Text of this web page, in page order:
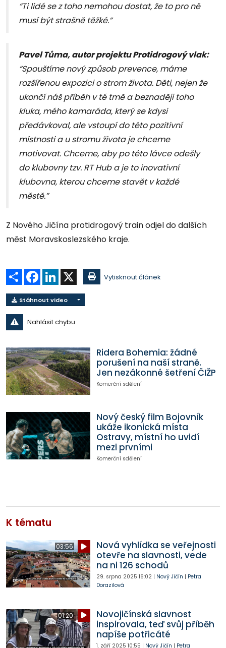
“Ti lidé se z toho nemohou dostat, že to pro ně
musí být strašně těžké.”
Pavel Tůma, autor projektu Protidrogový vlak:
“Spouštíme nový způsob prevence, máme
rozšířenou expozici o strom života. Děti, nejen že
ukončí náš příběh v té tmě a beznaději toho
kluka, mého kamaráda, který se kdysi
předávkoval, ale vstoupí do této pozitivní
místnosti a u stromu života je chceme
motivovat. Chceme, aby po této lávce odešly
do klubovny tzv. RT Hub a je to inovativní
klubovna, kterou chceme stavět v každé
městě.”
Z Nového Jičína protidrogový train odjel do dalších
měst Moravskoslezského kraje.
Sdílet Facebook
LinkedIn Vytisknout článek
Stáhnout video
Nahlásit chybu
Ridera Bohemia: žádné
porušení na naší straně.
Jen nezákonné šetření ČIŽP
Komerční sdělení
Nový český film Bojovník
ukáže ikonická místa
Ostravy, místní ho uvidí
mezi prvními
Komerční sdělení
K tématu
03:56
Nová vyhlídka se veřejnosti
otevře na slavnosti, vede
na ni 126 schodů
29. srpna 2025 16:02| Nový Jičín | Petra
Dorazilová
01:20
Novojičínská slavnost
inspirovala, teď svůj příběh
napíše potřicáté
1. září 2025 10:55 | Nový Jičín | Petra